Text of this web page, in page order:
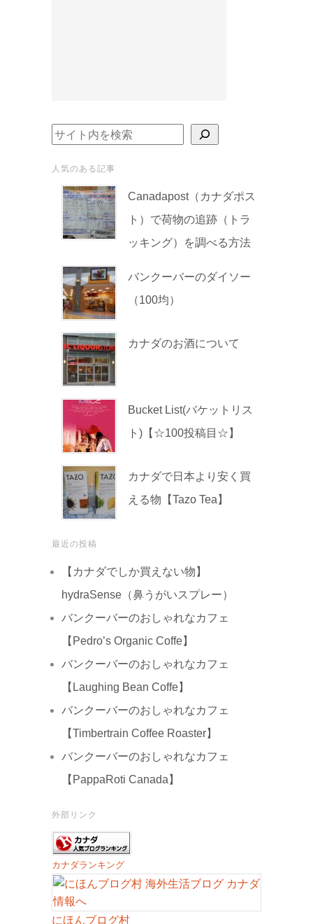
検索
人気のある記事
Canadapost（カナダポス
ト）で荷物の追跡（トラ
ッキング）を調べる方法
バンクーバーのダイソー
（100均）
カナダのお酒について
Bucket List(バケットリス
ト)【☆100投稿目☆】
カナダで日本より安く買
える物【Tazo Tea】
最近の投稿
【カナダでしか買えない物】
hydraSense（鼻うがいスプレー）
バンクーバーのおしゃれなカフェ
【Pedro’s Organic Coffe】
バンクーバーのおしゃれなカフェ
【Laughing Bean Coffe】
バンクーバーのおしゃれなカフェ
【Timbertrain Coffee Roaster】
バンクーバーのおしゃれなカフェ
【PappaRoti Canada】
外部リンク
カナダランキング
にほんブログ村